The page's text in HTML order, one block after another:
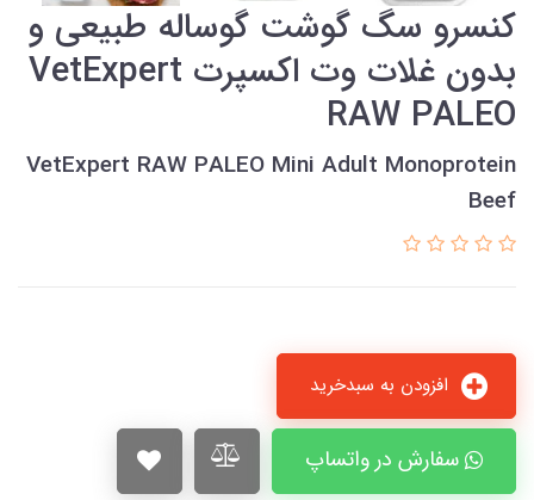
کنسرو سگ گوشت گوساله طبیعی و
بدون غلات وت اکسپرت VetExpert
RAW PALEO
VetExpert RAW PALEO Mini Adult Monoprotein
Beef
سفارش در واتساپ